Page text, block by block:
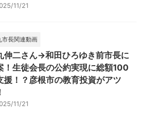
11/21
市長関連動画
伸二さん→和田ひろゆき前市長に
！生徒会長の公約実現に総額100
援！？彦根市の教育投資がアツ
11/21